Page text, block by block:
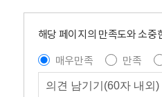
해당 페이지의 만족도와 소중
매우만족
만족